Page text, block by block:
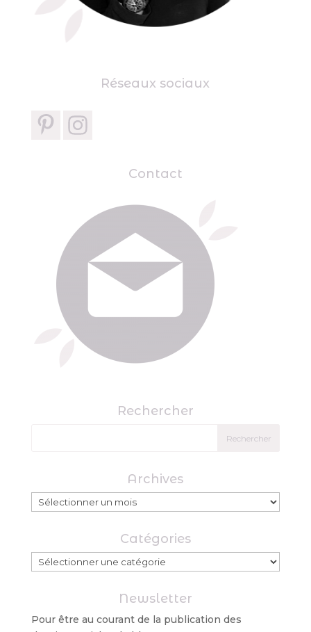
Réseaux sociaux
Contact
Rechercher
Archives
Archives
Catégories
Catégories
Newsletter
Pour être au courant de la publication des